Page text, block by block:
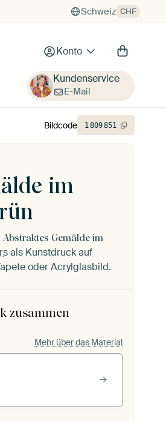
Schweiz CHF
Konto
Kundenservice
E-Mail
im
Abstraktes Gemälde im
als Kunstdruck auf
oder Acrylglasbild.
zusammen
Mehr über das Material
Bildcode 1809851